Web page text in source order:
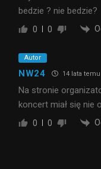
bedzie ? nie bedzie?
0 0
Autor
NW24 14 lata temu
Na stronie
koncert miał się nie
0 0